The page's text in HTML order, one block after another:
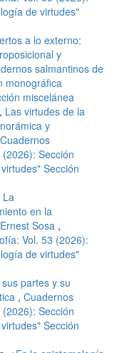
de virtudes"
a lo externo:
y
salmantinos de
monográfica
miscelánea
Las virtudes de la
y
Cuadernos
Sección
Sección
La
en la
Sosa ,
Vol. 53 (2026):
de virtudes"
partes y su
, Cuadernos
Sección
Sección